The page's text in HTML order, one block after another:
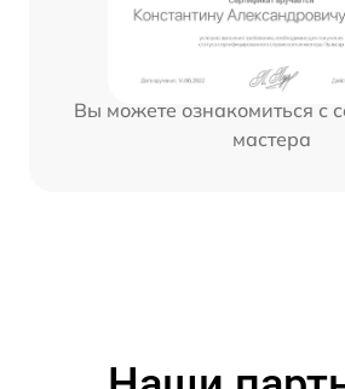
Вы можете ознакомиться с
мастера